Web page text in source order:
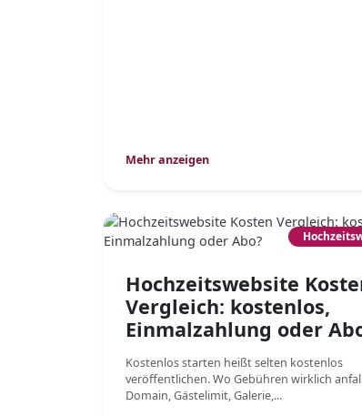
Mehr anzeigen
Hochzeitswebsite
Vergleich: kostenlos,
Einmalzahlung oder
Kostenlos starten heißt selten kostenlos
veröffentlichen. Wo Gebühren wirklich
Domain, Gästelimit, Galerie,...